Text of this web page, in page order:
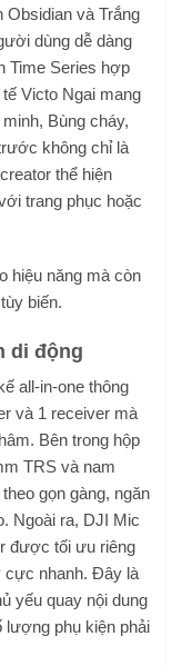
và Trắng
dùng dễ dàng
Time Series hợp
Victo Ngai mang
Bùng cháy,
không chỉ là
thể hiện
trang phục hoặc
di động
all-in-one thông
và 1 receiver mà
Bên trong hộp
TRS và nam
gọn gàng, ngăn
Ngoài ra, DJI Mic
được tối ưu riêng
cực nhanh. Đây là
yếu quay nội dung
lượng phụ kiện phải